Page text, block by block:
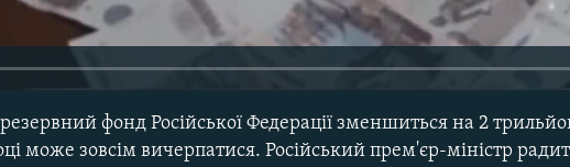
фонд Російської Федерації зменшиться на 2
може зовсім вичерпатися. Російський прем'єр-міністр